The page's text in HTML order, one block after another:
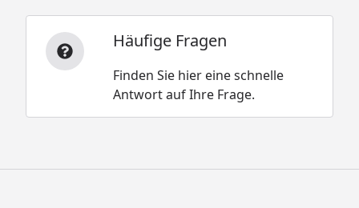
Häufige Fragen
Finden Sie hier eine schnelle
Antwort auf Ihre Frage.